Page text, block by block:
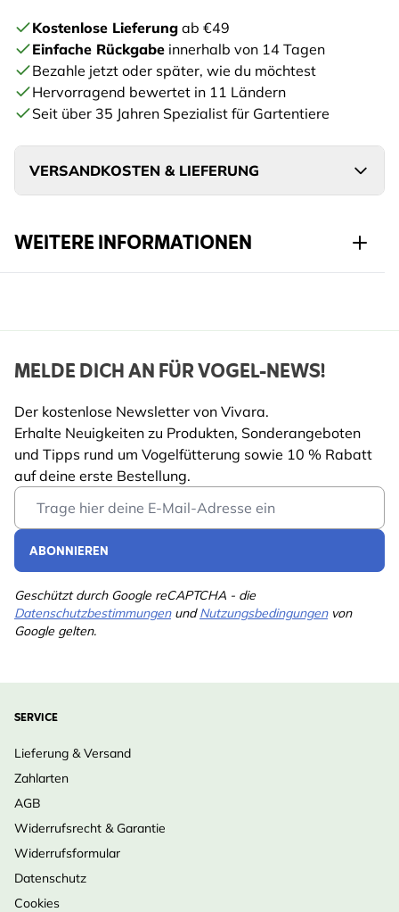
Kostenlose Lieferung ab €49
Einfache Rückgabe innerhalb von 14 Tagen
Bezahle jetzt oder später, wie du möchtest
Hervorragend bewertet in 11 Ländern
Seit über 35 Jahren Spezialist für Gartentiere
VERSANDKOSTEN & LIEFERUNG
WEITERE INFORMATIONEN
Marke CJ Wildlife
Breite 314 mm
Länge 313 mm
Gewicht
Farbe Schwarz
Material
Mehr lesen
MELDE DICH AN FÜR VOGEL-NEWS!
Der kostenlose Newsletter von Vivara.
Erhalte Neuigkeiten zu Produkten, Sonderangeboten
und Tipps rund um Vogelfütterung sowie 10 % Rabatt
auf deine erste Bestellung.
Email Address
ABONNIEREN
Geschützt durch Google reCAPTCHA - die
DatenschutzbestimmungenundNutzungsbedingungenvon
Google gelten.
SERVICE
Lieferung & Versand
Zahlarten
AGB
Widerrufsrecht & Garantie
Widerrufsformular
Datenschutz
Cookies